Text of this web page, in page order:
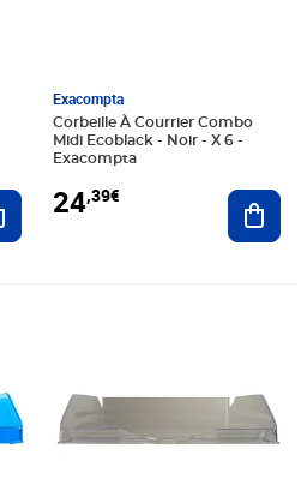
Ajouter au panier
Exacompta
Corbeille À Courrier Combo
Midi Ecoblack - Noir - X 6 -
Exacompta
24,39€